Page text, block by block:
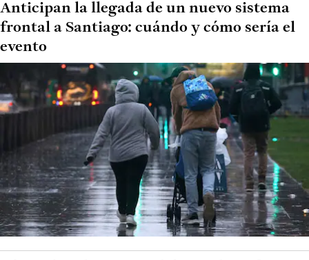
Anticipan la llegada de un nuevo sistema
frontal a Santiago: cuándo y cómo sería el
evento